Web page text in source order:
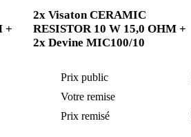
+
2x Visaton CERAMIC
RESISTOR 10 W 15,0 OHM +
2x Devine MIC100/10
Prix public
Votre remise
Prix remisé